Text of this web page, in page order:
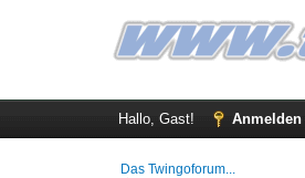
Hallo, Gast! Anmelden
Das Twingoforum...